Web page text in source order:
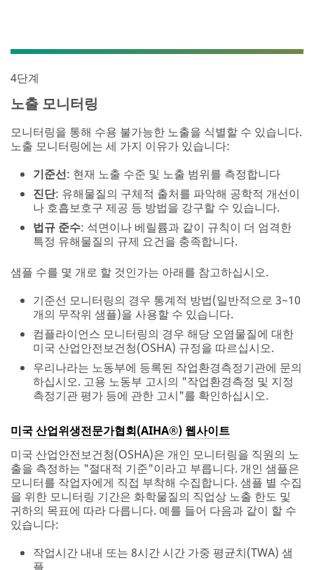
4단계
노출 모니터링
모니터링을 통해 수용 불가능한 노출을 식별할 수 있습니다.
노출 모니터링에는 세 가지 이유가 있습니다:
기준선: 현재 노출 수준 및 노출 범위를 측정합니다
진단: 유해물질의 구체적 출처를 파악해 공학적 개선이
나 호흡보호구 제공 등 방법을 강구할 수 있습니다.
법규 준수: 석면이나 베릴륨과 같이 규칙이 더 엄격한
특정 유해물질의 규제 요건을 충족합니다.
샘플 수를 몇 개로 할 것인가는 아래를 참고하십시오.
기준선 모니터링의 경우 통계적 방법(일반적으로 3~10
개의 무작위 샘플)을 사용할 수 있습니다.
컴플라이언스 모니터링의 경우 해당 오염물질에 대한
미국 산업안전보건청(OSHA) 규정을 따르십시오.
우리나라는 노동부에 등록된 작업환경측정기관에 문의
하십시오. 고용 노동부 고시의 "작업환경측정 및 지정
측정기관 평가 등에 관한 고시"를 확인하십시오.
미국 산업위생전문가협회(AIHA®) 웹사이트
미국 산업안전보건청(OSHA)은 개인 모니터링을 직원의 노
출을 측정하는 "절대적 기준"이라고 부릅니다. 개인 샘플은
모니터를 작업자에게 직접 부착해 수집합니다. 샘플 별 수집
을 위한 모니터링 기간은 화학물질의 직업상 노출 한도 및
귀하의 목표에 따라 다릅니다. 예를 들어 다음과 같이 할 수
있습니다:
작업시간 내내 또는 8시간 시간 가중 평균치(TWA) 샘
플